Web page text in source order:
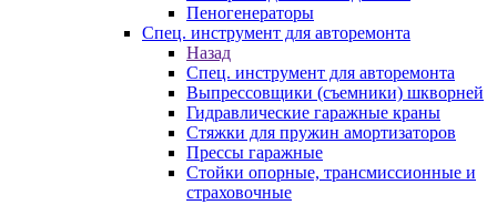
Пеногенераторы
Спец. инструмент для авторемонта
Назад
Спец. инструмент для авторемонта
Выпрессовщики (съемники) шкворней
Гидравлические гаражные краны
Стяжки для пружин амортизаторов
Прессы гаражные
Стойки опорные, трансмиссионные и
страховочные